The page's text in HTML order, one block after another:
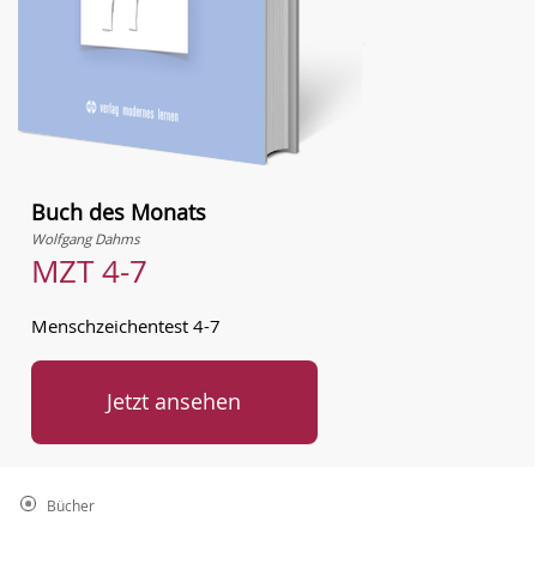
Buch des Monats
Wolfgang Dahms
MZT 4-7
Menschzeichentest 4-7
Jetzt ansehen
Bücher